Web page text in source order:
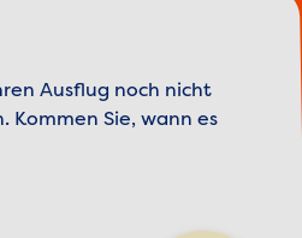
Ausflug noch nicht
Kommen Sie, wann es